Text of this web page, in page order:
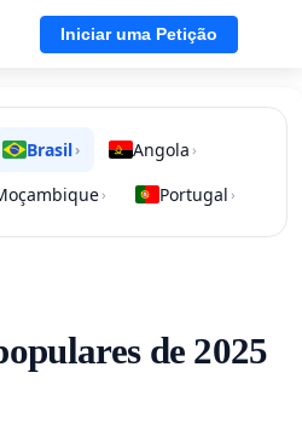
Iniciar uma Petição
Brasil› Angola ›
› Portugal ›
de 2025